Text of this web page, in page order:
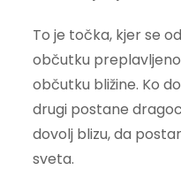
To je točka, kjer se
občutku
občutku bližine. Ko
drugi postane
dovolj blizu, da
sveta.